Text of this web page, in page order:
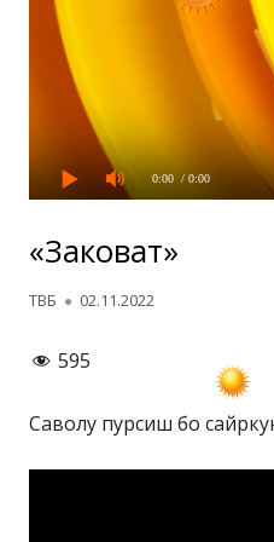
0:00 / 0:00
«Заковат»
Автор
ТВБ Опубликовано
02.11.2022
595
Саволу пурсиш бо